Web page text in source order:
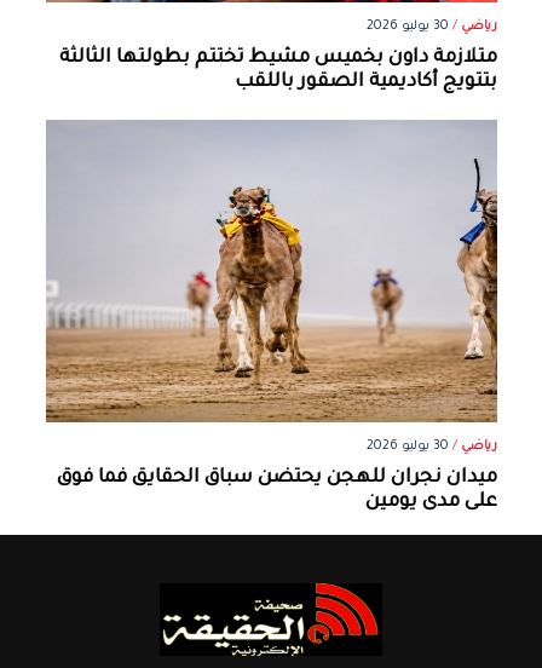
رياضي / 30 يوليو 2026
متلازمة داون بخميس مشيط تختتم بطولتها الثالثة
بتتويج أكاديمية الصقور باللقب
رياضي / 30 يوليو 2026
ميدان نجران للهجن يحتضن سباق الحقايق فما فوق
على مدى يومين